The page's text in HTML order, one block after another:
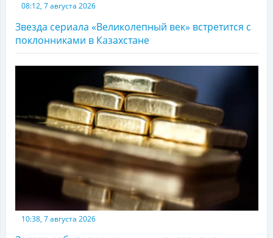
08:12, 7 августа 2026
Звезда сериала «Великолепный век» встретится с
поклонниками в Казахстане
10:38, 7 августа 2026